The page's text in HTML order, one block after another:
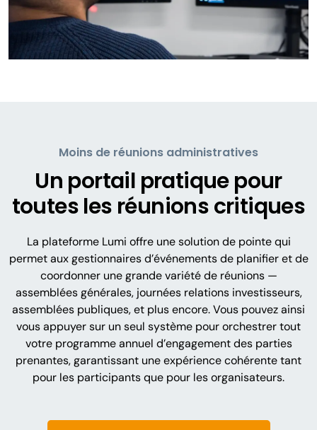
Moins de réunions administratives
Un portail pratique pour
toutes les réunions critiques
La plateforme Lumi offre une solution de pointe qui
permet aux gestionnaires d’événements de planifier et de
coordonner une grande variété de réunions —
assemblées générales, journées relations investisseurs,
assemblées publiques, et plus encore. Vous pouvez ainsi
vous appuyer sur un seul système pour orchestrer tout
votre programme annuel d’engagement des parties
prenantes, garantissant une expérience cohérente tant
pour les participants que pour les organisateurs.